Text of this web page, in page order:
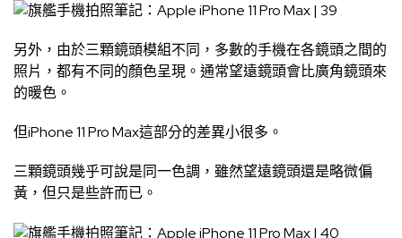
另外，由於三顆鏡頭模組不同，多數的手機在各鏡頭之間的
照片，都有不同的顏色呈現。通常望遠鏡頭會比廣角鏡頭來
的暖色。
但iPhone 11 Pro Max這部分的差異小很多。
三顆鏡頭幾乎可說是同一色調，雖然望遠鏡頭還是略微偏
黃，但只是些許而已。